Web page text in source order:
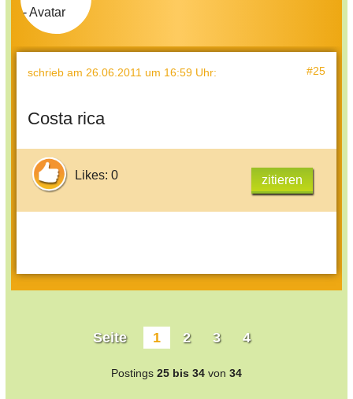
schrieb am 26.06.2011 um 16:59 Uhr: #25
Costa rica
Likes: 0 zitieren
Seite 1 2 3 4
Postings 25 bis 34 von 34